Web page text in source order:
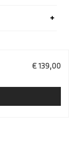
€ 139,00